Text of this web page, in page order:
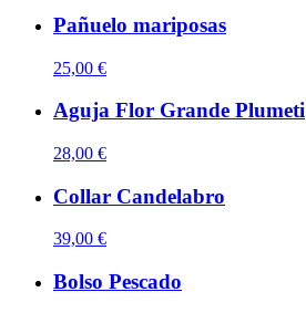
Pañuelo mariposas
25,00 €
Aguja Flor Grande Plumeti
28,00 €
Collar Candelabro
39,00 €
Bolso Pescado